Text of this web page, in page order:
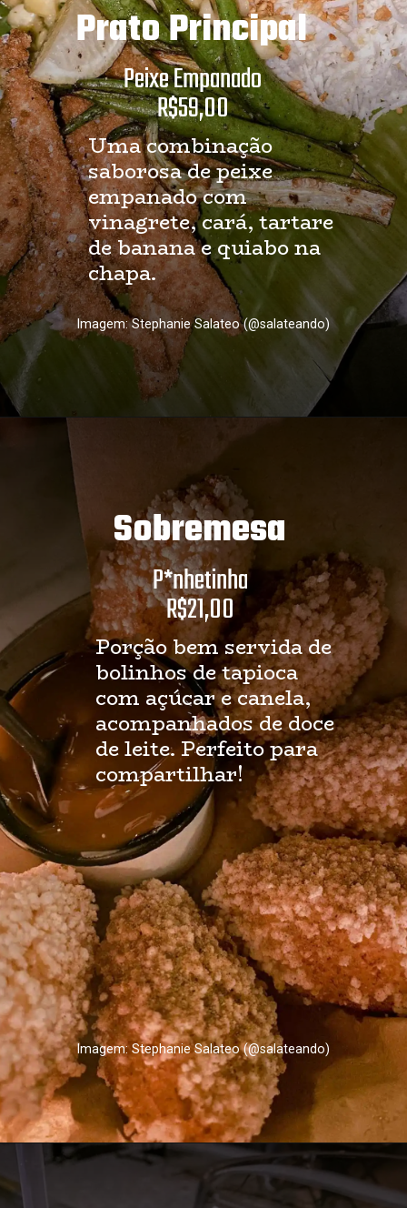
Prato Principal
Uma combinação
saborosa de peixe
empanado com
vinagrete, cará, tartare
de banana e quiabo na
chapa.
Imagem: Stephanie Salateo (@salateando)
Peixe Empanado
R$59,00
Sobremesa
Porção bem servida de
bolinhos de tapioca
com açúcar e canela,
acompanhados de doce
de leite. Perfeito para
compartilhar!
Imagem: Stephanie Salateo (@salateando)
P*nhetinha
R$21,00